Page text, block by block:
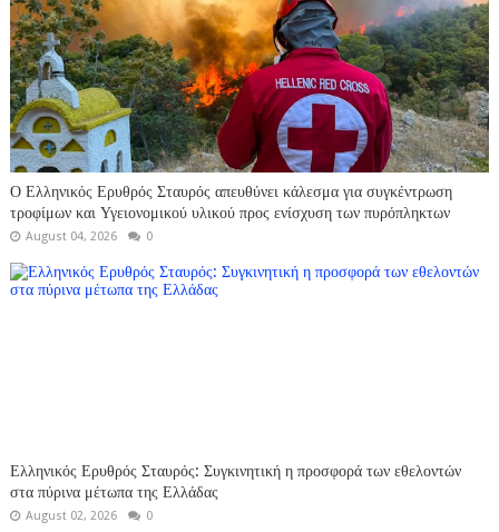
Ο Ελληνικός Ερυθρός Σταυρός απευθύνει κάλεσμα για συγκέντρωση
τροφίμων και Υγειονομικού υλικού προς ενίσχυση των πυρόπληκτων
August 04, 2026 0
Ελληνικός Ερυθρός Σταυρός: Συγκινητική η προσφορά των εθελοντών
στα πύρινα μέτωπα της Ελλάδας
August 02, 2026 0